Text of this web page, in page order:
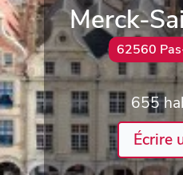
Merck-
62560
655
Écrire